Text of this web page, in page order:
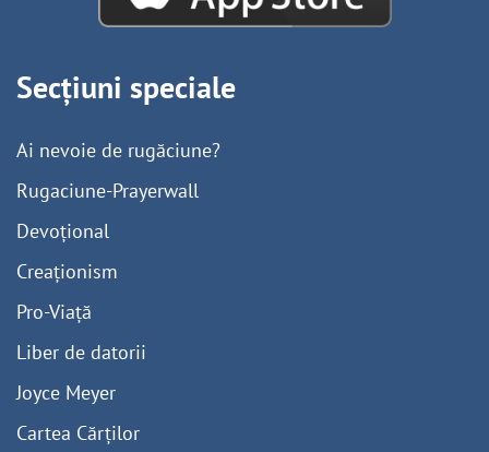
Secțiuni speciale
Ai nevoie de rugăciune?
Rugaciune-Prayerwall
Devoțional
Creaționism
Pro-Viață
Liber de datorii
Joyce Meyer
Cartea Cărților